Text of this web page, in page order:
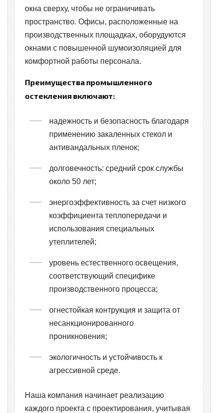
окна сверху, чтобы не ограничивать
пространство. Офисы, расположенные на
производственных площадках, оборудуются
окнами с повышенной шумоизоляцией для
комфортной работы персонала.
Преимущества промышленного
остекления включают:
надежность и безопасность благодаря
применению закаленных стекол и
антивандальных пленок;
долговечность: средний срок службы
около 50 лет;
энергоэффективность за счет низкого
коэффициента теплопередачи и
использования специальных
утеплителей;
уровень естественного освещения,
соответствующий специфике
производственного процесса;
огнестойкая контрукция и защита от
несанкционированного
проникновения;
экологичность и устойчивость к
агрессивной среде.
Наша компания начинает реализацию
каждого проекта с проектирования, учитывая